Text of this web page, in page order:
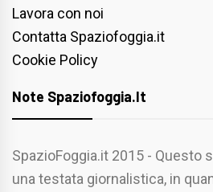
Lavora con noi
Contatta Spaziofoggia.it
Cookie Policy
Note Spaziofoggia.it
SpazioFoggia.it 2015 - Questo
una testata giornalistica, in